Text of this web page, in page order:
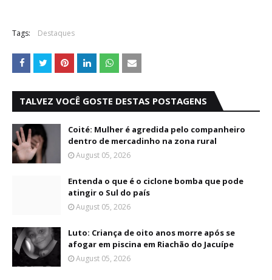
Tags: Destaques
TALVEZ VOCÊ GOSTE DESTAS POSTAGENS
Coité: Mulher é agredida pelo companheiro
dentro de mercadinho na zona rural
August 05, 2026
Entenda o que é o ciclone bomba que pode
atingir o Sul do país
August 05, 2026
Luto: Criança de oito anos morre após se
afogar em piscina em Riachão do Jacuípe
August 05, 2026